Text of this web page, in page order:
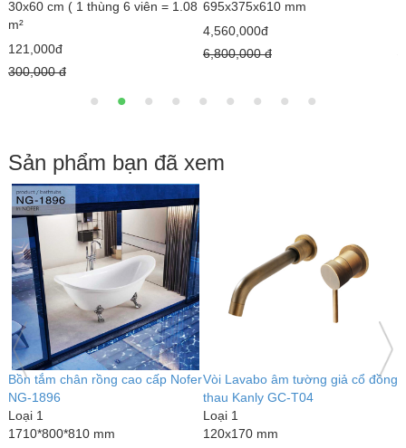
cm ( 1 thùng 6 viên = 1.08
đ
695x375x610 mm
4,560,000đ
6,800,000 đ
Sản phẩm bạn đã xem
Bồn tắm chân rồng cao cấp Nofer
NG-1896
Loại 1
1710*800*810 mm
Vòi Lavabo âm tường giả cổ đồng
thau Kanly GC-T04
Loại 1
120x170 mm